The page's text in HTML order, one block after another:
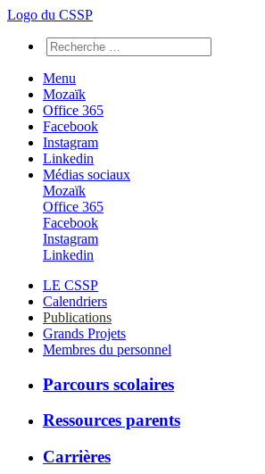
Logo du CSSP
Menu
Mozaïk
Office 365
Facebook
Instagram
Linkedin
Médias sociaux
Mozaïk
Office 365
Facebook
Instagram
Linkedin
LE CSSP
Calendriers
Publications
Grands Projets
Membres du personnel
Parcours scolaires
Ressources parents
Carrières